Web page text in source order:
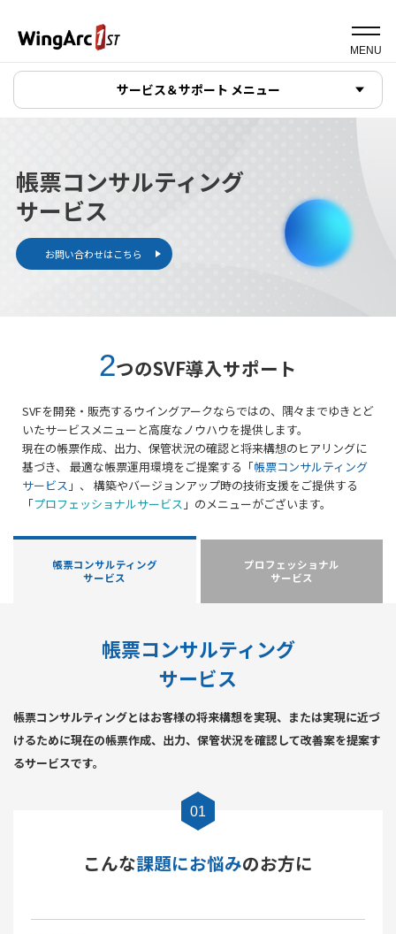
MENU
サービス＆サポート メニュー
帳票コンサルティング
サービス
お問い合わせはこちら
2つのSVF導入サポート
SVFを開発・販売するウイングアークならではの、隅々までゆきとど
いたサービスメニューと高度なノウハウを提供します。
現在の帳票作成、出力、保管状況の確認と将来構想のヒアリングに
基づき、 最適な帳票運用環境をご提案する「帳票コンサルティング
サービス 」、 構築やバージョンアップ時の技術支援をご提供する
「プロフェッショナルサービス 」のメニューがございます。
帳票コンサルティング
サービス
プロフェッショナル
サービス
帳票コンサルティング
サービス
帳票コンサルティングとはお客様の将来構想を実現、または実現に近づ
けるために現在の帳票作成、 出力、保管状況を確認して改善案を提案す
るサービスです。
01
こんな課題にお悩みのお方に